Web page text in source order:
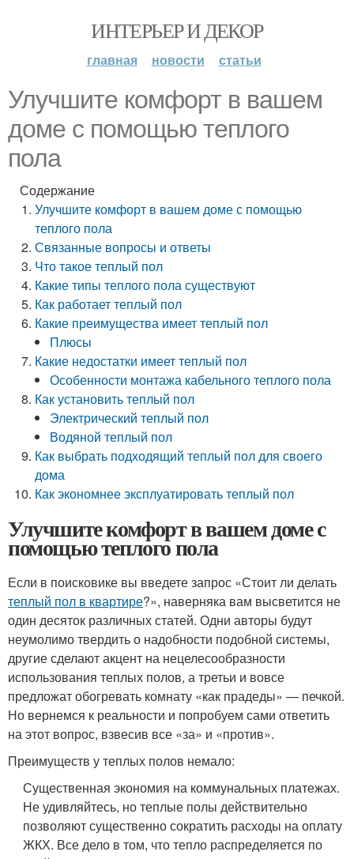
ИНТЕРЬЕР И ДЕКОР
главная новости статьи
Улучшите комфорт в вашем
доме с помощью теплого
пола
Содержание
Улучшите комфорт в вашем доме с помощью
теплого пола
Связанные вопросы и ответы
Что такое теплый пол
Какие типы теплого пола существуют
Как работает теплый пол
Какие преимущества имеет теплый пол
Плюсы
Какие недостатки имеет теплый пол
Особенности монтажа кабельного теплого пола
Как установить теплый пол
Электрический теплый пол
Водяной теплый пол
Как выбрать подходящий теплый пол для своего
дома
Как экономнее эксплуатировать теплый пол
Улучшите комфорт в вашем доме с
помощью теплого пола
Если в поисковике вы введете запрос «Стоит ли делать
теплый пол в квартире?», наверняка вам высветится не
один десяток различных статей. Одни авторы будут
неумолимо твердить о надобности подобной системы,
другие сделают акцент на нецелесообразности
использования теплых полов, а третьи и вовсе
предложат обогревать комнату «как прадеды» — печкой.
Но вернемся к реальности и попробуем сами ответить
на этот вопрос, взвесив все «за» и «против».
Преимуществ у теплых полов немало:
Существенная экономия на коммунальных платежах.
Не удивляйтесь, но теплые полы действительно
позволяют существенно сократить расходы на оплату
ЖКХ. Все дело в том, что тепло распределяется по